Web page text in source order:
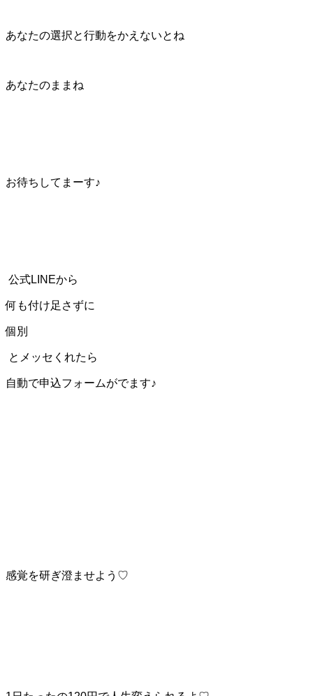
あなたの選択と行動をかえないとね
あなたのままね
お待ちしてまーす♪
公式LINEから
何も付け足さずに
個別
とメッセくれたら
自動で申込フォームがでます♪
感覚を研ぎ澄ませよう♡